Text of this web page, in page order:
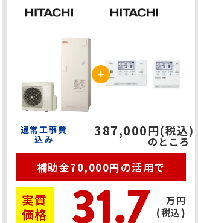
通常工事費
込み
387,000円(税込)
のところ
補助金70,000円の活用で
実質
価格
31.7
万円
(税込)